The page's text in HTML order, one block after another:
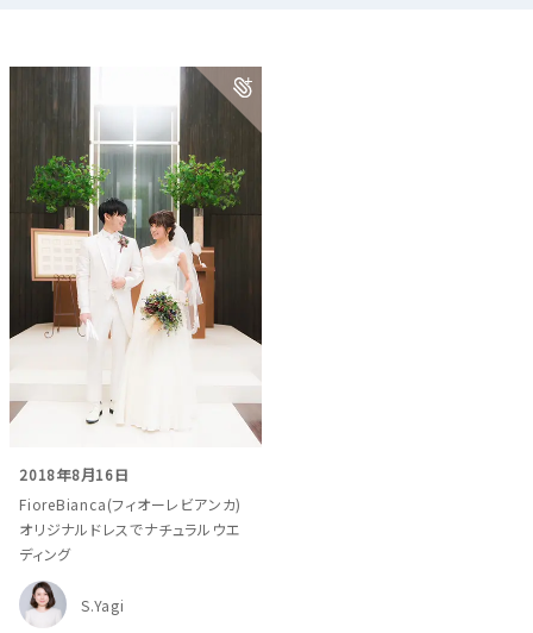
ウェディングマガジン
結婚式場を探す
ドレスブランド
2018年8月16日
FioreBianca(フィオーレビアンカ)
オリジナルドレスでナチュラルウエ
ディング
S.Yagi